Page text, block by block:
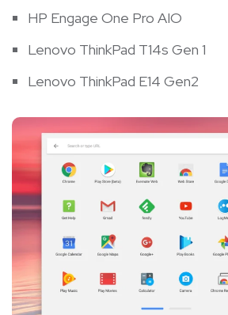
HP Engage One Pro AIO
Lenovo ThinkPad T14s Gen 1
Lenovo ThinkPad E14 Gen2